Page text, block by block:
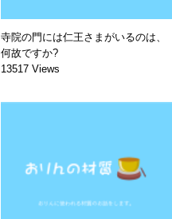
寺院の門には仁王さまがいるのは、
何故ですか?
13517 Views